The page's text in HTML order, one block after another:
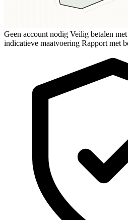
Geen account nodig Veilig betalen
indicatieve maatvoering Rapport met